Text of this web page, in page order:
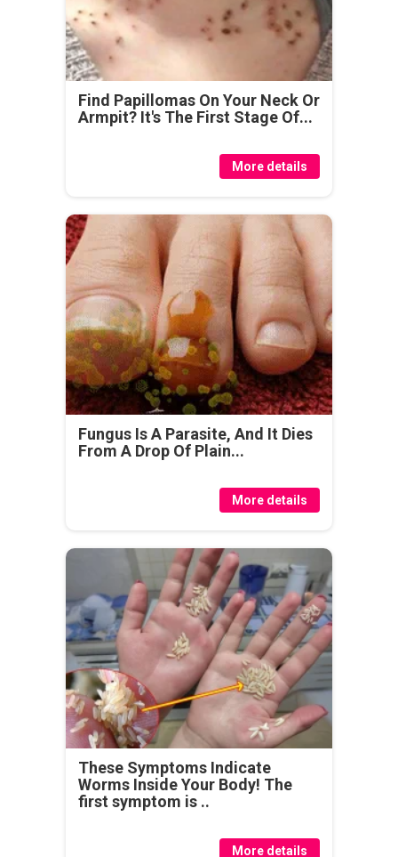
Find Papillomas On Your Neck Or
Armpit? It's The First Stage Of...
More details
Fungus Is A Parasite, And It Dies
From A Drop Of Plain...
More details
These Symptoms Indicate
Worms Inside Your Body! The
first symptom is ..
More details